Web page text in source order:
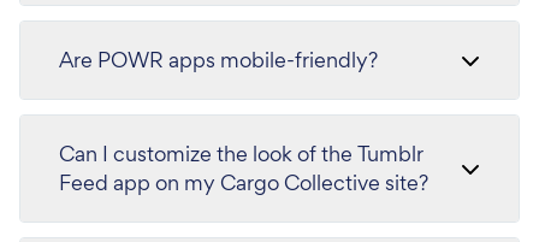
Are POWR apps mobile-friendly?
Can I customize the look of the Tumblr
Feed app on my Cargo Collective site?